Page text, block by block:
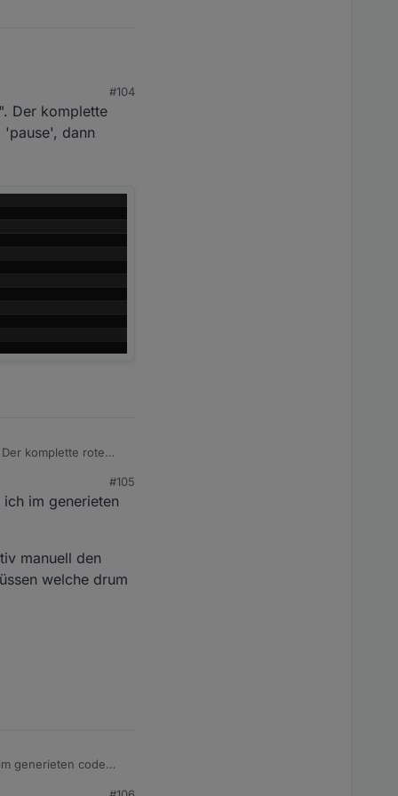
#104
Der komplette
'pause', dann
komplette rote
#105
im generieten
manuell den
welche drum
generieten code